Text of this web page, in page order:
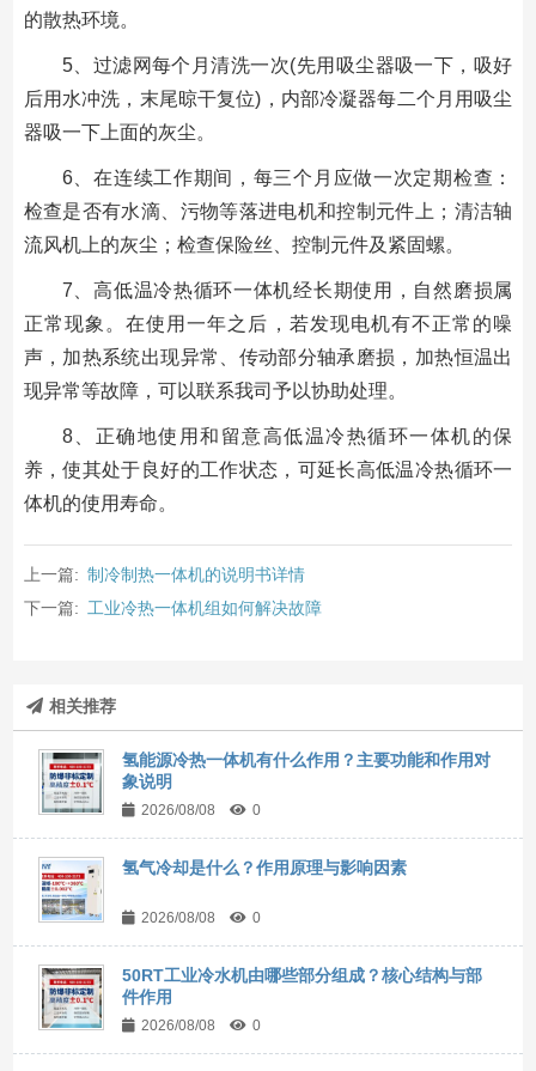
的散热环境。
5、过滤网每个月清洗一次(先用吸尘器吸一下，吸好
后用水冲洗，末尾晾干复位)，内部冷凝器每二个月用吸尘
器吸一下上面的灰尘。
6、在连续工作期间，每三个月应做一次定期检查：
检查是否有水滴、污物等落进电机和控制元件上；清洁轴
流风机上的灰尘；检查保险丝、控制元件及紧固螺。
7、高低温冷热循环一体机经长期使用，自然磨损属
正常现象。在使用一年之后，若发现电机有不正常的噪
声，加热系统出现异常、传动部分轴承磨损，加热恒温出
现异常等故障，可以联系我司予以协助处理。
8、正确地使用和留意高低温冷热循环一体机的保
养，使其处于良好的工作状态，可延长高低温冷热循环一
体机的使用寿命。
上一篇: 制冷制热一体机的说明书详情
下一篇: 工业冷热一体机组如何解决故障
相关推荐
氢能源冷热一体机有什么作用？主要功能和作用对
象说明
2026/08/08 0
氢气冷却是什么？作用原理与影响因素
2026/08/08 0
50RT工业冷水机由哪些部分组成？核心结构与部
件作用
2026/08/08 0